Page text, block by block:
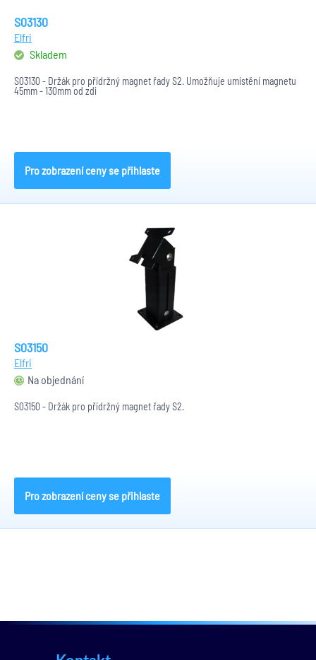
S03130
Elfri
Skladem
S03130 - Držák pro přídržný magnet řady S2. Umožňuje umístění magnetu
45mm - 130mm od zdi
Pro zobrazení ceny se přihlaste
S03150
Elfri
Na objednání
S03150 - Držák pro přídržný magnet řady S2.
Pro zobrazení ceny se přihlaste